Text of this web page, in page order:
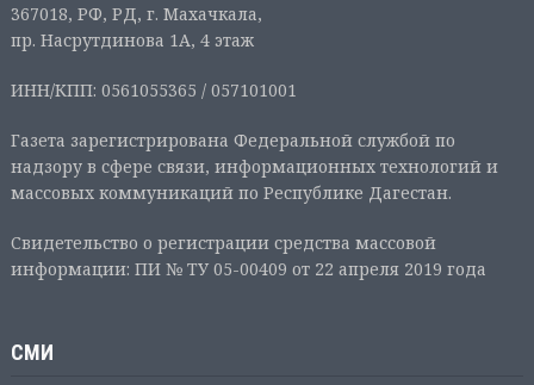
367018, РФ, РД, г. Махачкала,
пр. Насрутдинова 1А, 4 этаж
ИНН/КПП: 0561055365 / 057101001
Газета зарегистрирована Федеральной службой по
надзору в сфере связи, информационных технологий и
массовых коммуникаций по Республике Дагестан.
Свидетельство о регистрации средства массовой
информации: ПИ № ТУ 05-00409 от 22 апреля 2019 года
СМИ